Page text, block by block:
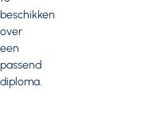
beschikken
over
een
passend
diploma.